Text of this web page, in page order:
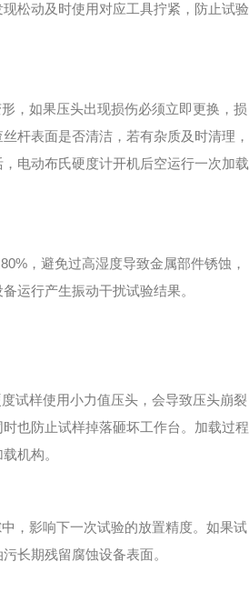
松动及时使用对应工具拧紧，防止试验
，如果压头出现损伤必须立即更换，损
杆表面是否清洁，若有杂质及时清理，
电动布氏硬度计开机后空运行一次加载
，避免过高湿度导致金属部件锈蚀，
运行产生振动干扰试验结果。
试样使用小力值压头，会导致压头崩裂
也防止试样掉落砸坏工作台。加载过程
机构。
，影响下一次试验的放置精度。如果试
长期残留腐蚀设备表面。